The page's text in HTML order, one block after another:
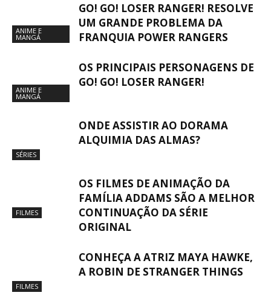
ANIME E
MANGÁ
GO! GO! LOSER RANGER! RESOLVE
UM GRANDE PROBLEMA DA
FRANQUIA POWER RANGERS
ANIME E
MANGÁ
OS PRINCIPAIS PERSONAGENS DE
GO! GO! LOSER RANGER!
SÉRIES
ONDE ASSISTIR AO DORAMA
ALQUIMIA DAS ALMAS?
FILMES
OS FILMES DE ANIMAÇÃO DA
FAMÍLIA ADDAMS SÃO A MELHOR
CONTINUAÇÃO DA SÉRIE
ORIGINAL
FILMES
CONHEÇA A ATRIZ MAYA HAWKE,
A ROBIN DE STRANGER THINGS